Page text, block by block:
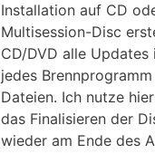
Installation auf CD
Multisession-Disc
CD/DVD alle
jedes
Dateien. Ich nutze
das Finalisieren der
wieder am Ende des